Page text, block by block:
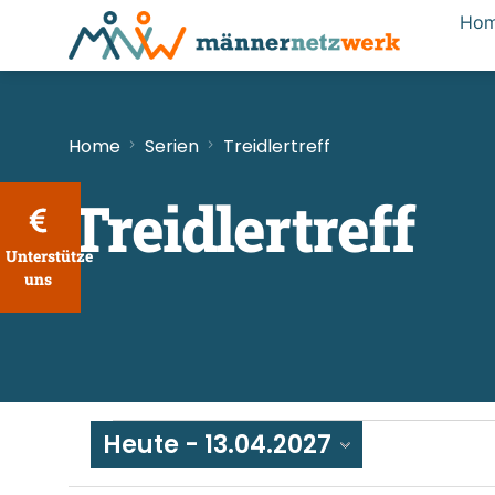
Unterstütze
uns
Home Serien Treidlertreff
Treidlertreff
Heute - 13.04.2027
Datum